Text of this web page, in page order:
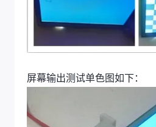
屏幕输出测试单色图如下：